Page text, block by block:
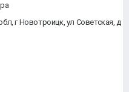
г Новотроицк, ул Советская, д